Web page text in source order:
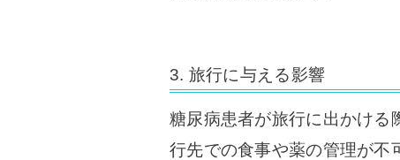
3. 旅行に与える影響
糖尿病患者が旅行に出かける
行先での食事や薬の管理が不